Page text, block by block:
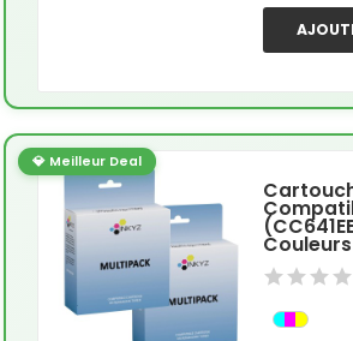
💎 Meilleur Deal